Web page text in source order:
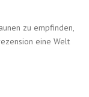
zu empfinden,
eine Welt